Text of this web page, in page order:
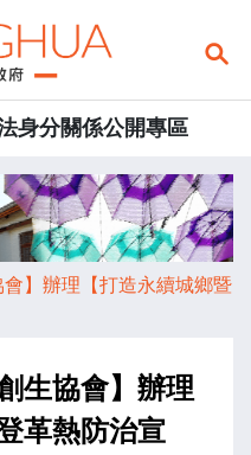
身分關係公開專區
】辦理【打造永續城鄉暨
生協會】辦理
革熱防治宣